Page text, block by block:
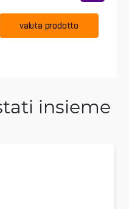
valuta prodotto
insieme